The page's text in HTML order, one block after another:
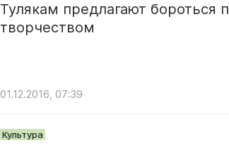
Тулякам предлагают бороться
творчеством
01.12.2016, 07:39
Культура